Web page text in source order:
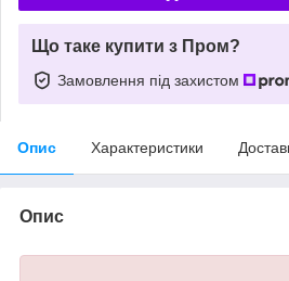
Що таке купити з Пром?
Замовлення під захистом
Опис Характеристики
Опис